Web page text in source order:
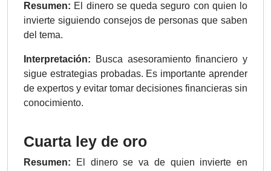
Resumen: El dinero se queda seguro con quien lo
invierte siguiendo consejos de personas que saben
del tema.
Interpretación: Busca asesoramiento financiero y
sigue estrategias probadas. Es importante aprender
de expertos y evitar tomar decisiones financieras sin
conocimiento.
Cuarta ley de oro
Resumen: El dinero se va de quien invierte en